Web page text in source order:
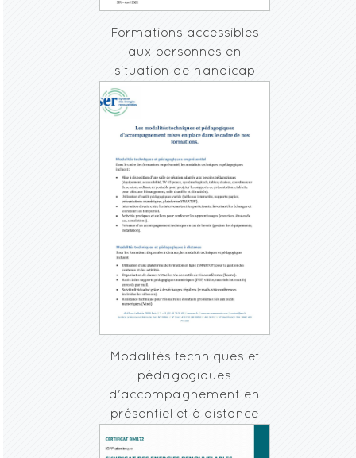
Formations accessibles
aux personnes en
situation de handicap
Modalités techniques et
pédagogiques
d'accompagnement en
présentiel et à distance